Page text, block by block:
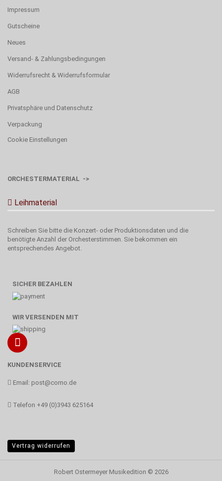
Impressum
Gutscheine
Neues
Versand- & Zahlungsbedingungen
Widerrufsrecht & Widerrufsformular
AGB
Privatsphäre und Datenschutz
Verpackung
Cookie Einstellungen
ORCHESTERMATERIAL ->
Leihmaterial
Schreiben Sie bitte die Konzert- oder Produktionsdaten und die
benötigte Anzahl der Orchesterstimmen. Sie bekommen ein
entsprechendes Angebot.
SICHER BEZAHLEN
WIR VERSENDEN MIT
KUNDENSERVICE
Email: post@corno.de
Telefon +49 (0)3943 625164
Vertrag widerrufen
Robert Ostermeyer Musikedition © 2026